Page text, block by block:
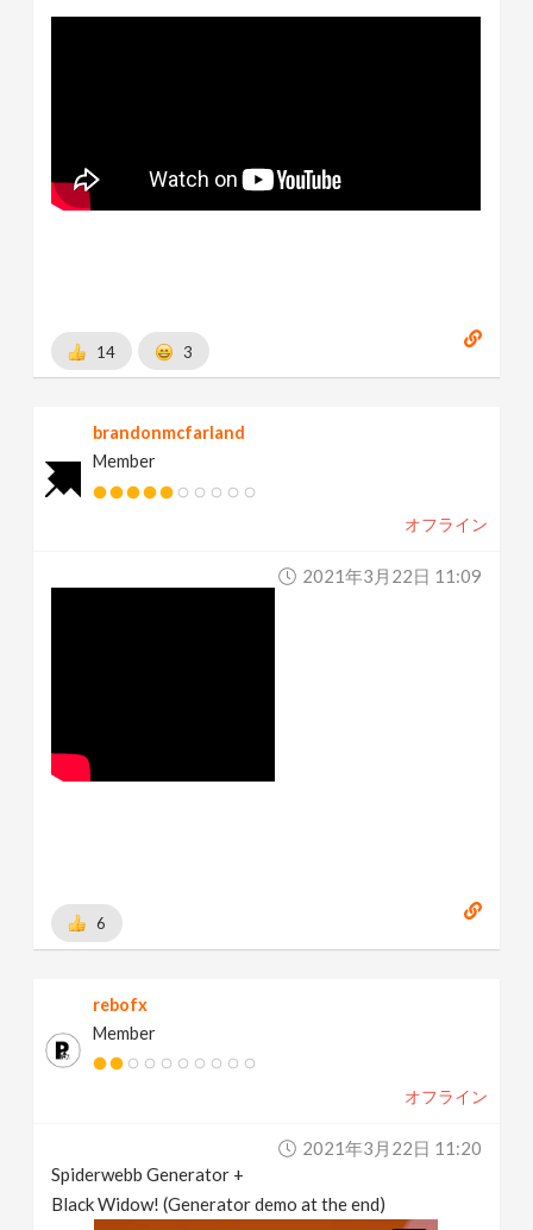
14 3
brandonmcfarland
Member
オフライン
2021年3月22日 11:09
6
rebofx
Member
オフライン
2021年3月22日 11:20
Spiderwebb Generator +
Black Widow! (Generator demo at the end)